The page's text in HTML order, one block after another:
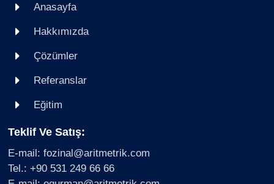
Anasayfa
Hakkımızda
Çözümler
Referanslar
Eğitim
Teklif Ve Satış:
E-mail: fozinal@aritmetrik.com
Tel.: +90 531 249 66 66